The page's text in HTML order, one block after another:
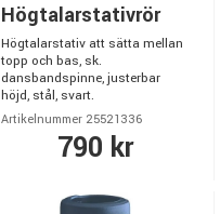
Högtalarstativrör
Högtalarstativ att sätta mellan
topp och bas, sk.
dansbandspinne, justerbar
höjd, stål, svart.
Artikelnummer 25521336
790 kr